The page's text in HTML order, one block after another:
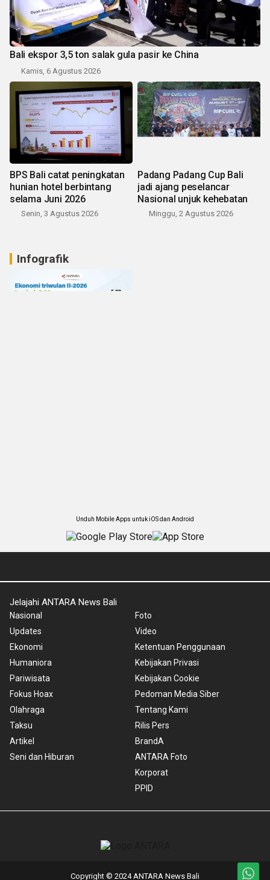
Bali ekspor 3,5 ton salak gula pasir ke China
Kamis, 6 Agustus 2026
BPS Bali catat peningkatan
hunian hotel berbintang
selama Juni 2026
Senin, 3 Agustus 2026
Padang Padang Cup Bali
jadi ajang peselancar
Nasional unjuk kehebatan
Minggu, 2 Agustus 2026
Infografik
Unduh Mobile Apps untuk iOS dan Android
Jelajahi ANTARA News Bali
Nasional
Updates
Ekonomi
Humaniora
Pariwisata
Fokus Hoax
Olahraga
Taksu
Artikel
Seni dan Hiburan
Foto
Video
Ketentuan Penggunaan
Kebijakan Privasi
Kebijakan Cookie
Pedoman Media Siber
Tentang Kami
Rilis Pers
BrandA
ANTARA Foto
Korporat
PPID
Copyright © 2024 ANTARA News Bali